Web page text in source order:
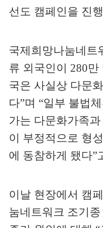
선도 캠페인을 진
국제희망나눔네트
류 외국인이 280만
국은 사실상 다문
다”며 “일부 불법
가는 다문화가족
이 부정적으로 형
에 동참하게 됐다”
이날 현장에서 캠
눔네트워크 조기